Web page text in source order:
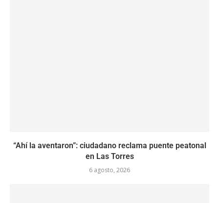
“Ahí la aventaron”: ciudadano reclama puente peatonal
en Las Torres
6 agosto, 2026